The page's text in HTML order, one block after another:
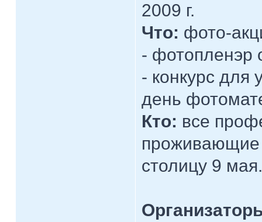
2009 г.
Что: фото-
- фотопленэр
- конкурс для
день
Кто: все
проживающие
столицу 9 мая.